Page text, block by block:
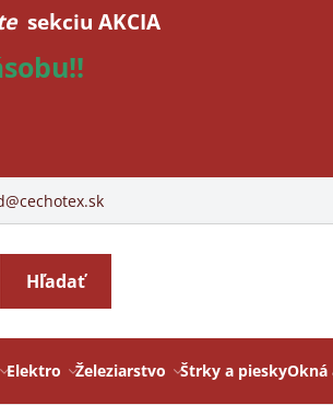
sekciu AKCIA
Hľadať
Elektro Železiarstvo Štrky a pieskyOkná